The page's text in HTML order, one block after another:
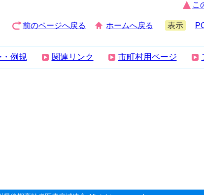
こ
前のページへ戻る ホームへ戻る 表示
例規 関連リンク 市町村用ページ